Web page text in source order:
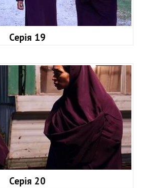
Серія 19
Серія 20